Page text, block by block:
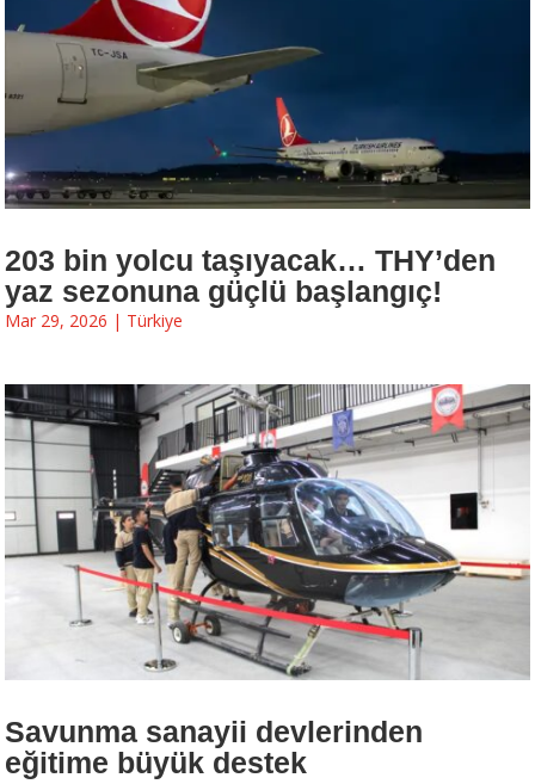
203 bin yolcu taşıyacak… THY’den
yaz sezonuna güçlü başlangıç!
Mar 29, 2026 | Türkiye
Savunma sanayii devlerinden
eğitime büyük destek